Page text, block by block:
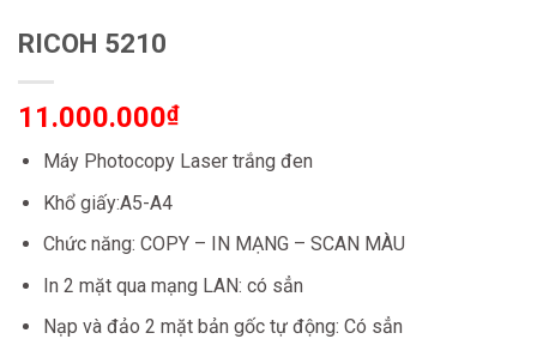
RICOH 5210
11.000.000₫
Máy Photocopy Laser trắng đen
Khổ giấy:A5-A4
Chức năng: COPY – IN MẠNG – SCAN MÀU
In 2 mặt qua mạng LAN: có sẳn
Nạp và đảo 2 mặt bản gốc tự động: Có sẳn